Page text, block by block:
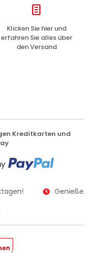
Klicken Sie hier und
erfahren Sie alles über
den Versand
Kreditkarten und
Genießen